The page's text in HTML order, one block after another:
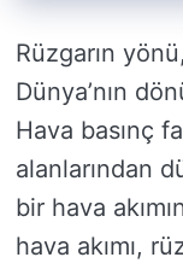
Rüzgarın
Dünya’nın
Hava basınç
alanlarından
bir hava
hava akımı,